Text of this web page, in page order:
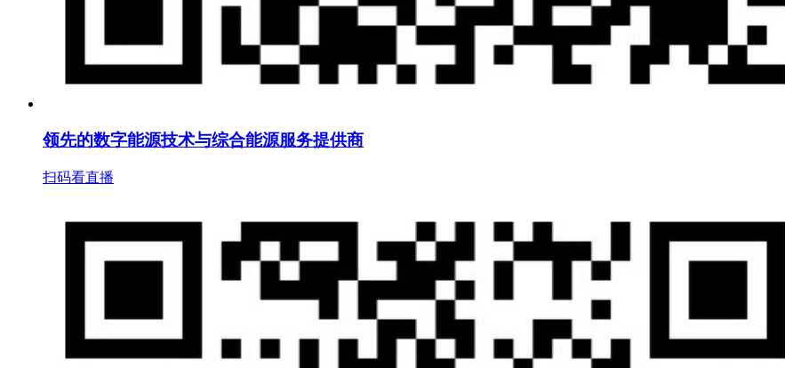
领先的数字能源技术与综合能源服务提供商
扫码看直播